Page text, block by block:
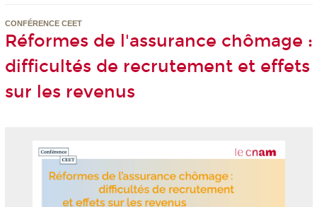
CONFÉRENCE CEET
Réformes de l'assurance chômage :
difficultés de recrutement et effets
sur les revenus